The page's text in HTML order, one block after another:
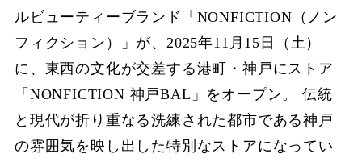
ルビューティーブランド「NONFICTION（ノン
フィクション）」が、2025年11月15日（土）
に、東西の文化が交差する港町・神戸にストア
「NONFICTION 神戸BAL」をオープン。 伝統
と現代が折り重なる洗練された都市である神戸
の雰囲気を映し出した特別なストアになってい